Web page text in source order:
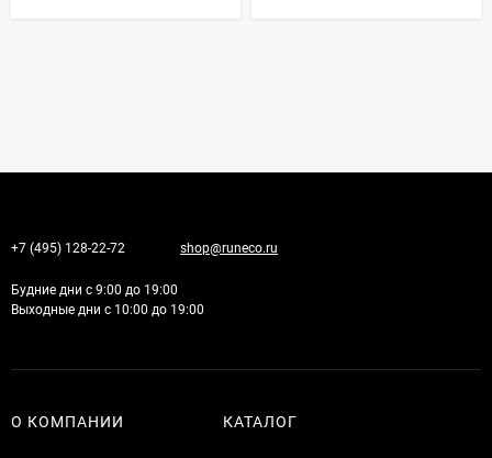
+7 (495) 128-22-72 shop@runeco.ru
Будние дни с 9:00 до 19:00
Выходные дни с 10:00 до 19:00
О КОМПАНИИ КАТАЛОГ